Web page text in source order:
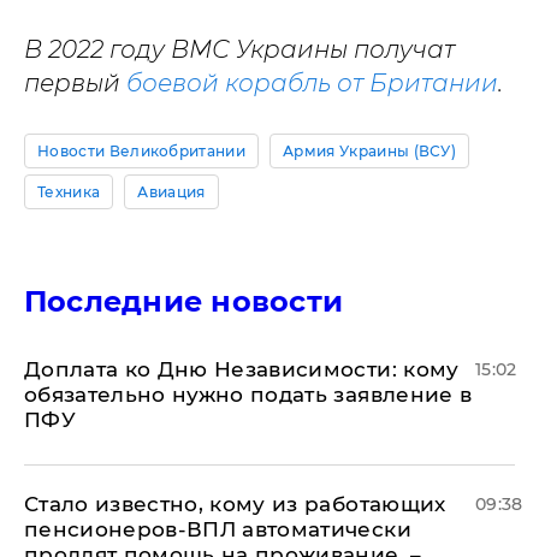
В 2022 году ВМС Украины получат
первый боевой корабль от Британии.
Новости Великобритании Армия Украины (ВСУ)
Техника Авиация
Последние новости
Доплата ко Дню Независимости: кому
обязательно нужно подать заявление в
ПФУ
15:02
Стало известно, кому из работающих
пенсионеров-ВПЛ автоматически
09:38